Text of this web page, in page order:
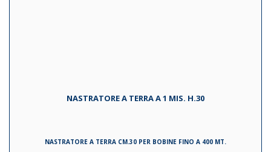
NASTRATORE A TERRA A 1 MIS. H.30
NASTRATORE A TERRA CM.30 PER BOBINE FINO A 400 MT.